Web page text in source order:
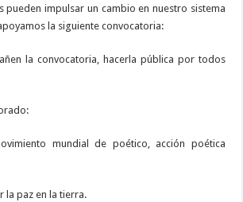
pueden impulsar un cambio en nuestro sistema
la siguiente convocatoria:
la convocatoria, hacerla pública por todos
mundial de poético, acción poética
la paz en la tierra.